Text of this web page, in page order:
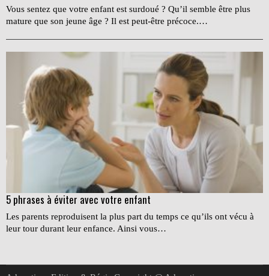
Vous sentez que votre enfant est surdoué ? Qu’il semble être plus
mature que son jeune âge ? Il est peut-être précoce.…
5 phrases à éviter avec votre enfant
Les parents reproduisent la plus part du temps ce qu’ils ont vécu à
leur tour durant leur enfance. Ainsi vous…